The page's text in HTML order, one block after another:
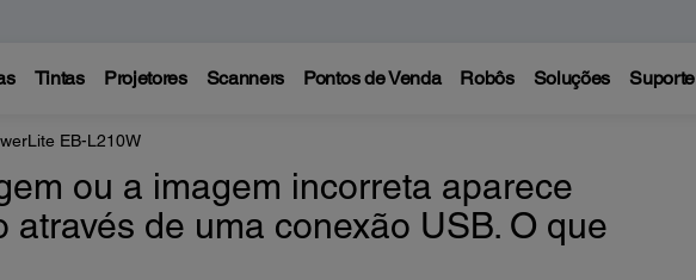
Tintas Projetores Scanners Pontos de Venda Robôs Soluções Suporte
EB-L210W
ou a imagem incorreta aparece
através de uma conexão USB. O que